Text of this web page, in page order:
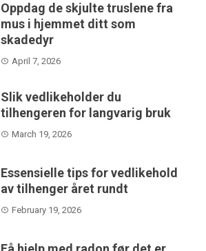
Oppdag de skjulte truslene fra
mus i hjemmet ditt som
skadedyr
April 7, 2026
Slik vedlikeholder du
tilhengeren for langvarig bruk
March 19, 2026
Essensielle tips for vedlikehold
av tilhenger året rundt
February 19, 2026